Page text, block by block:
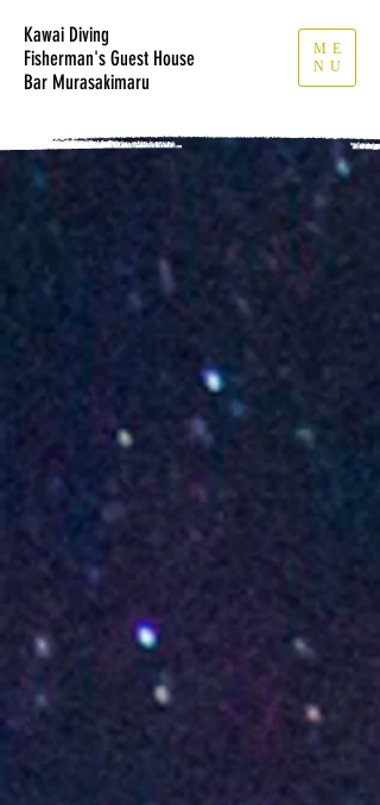
Kawai Diving
Fisherman's Guest House
​Bar Murasakimaru
ME
NU